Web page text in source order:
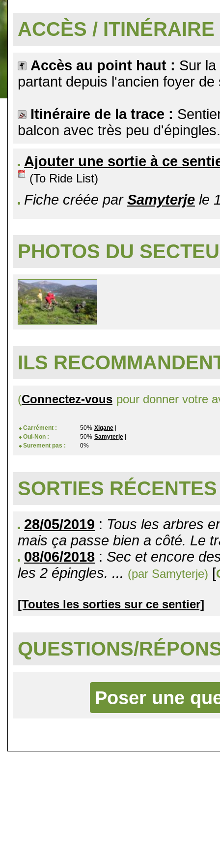
ACCÈS / ITINÉRAIRE
Accès au point haut : Sur
partant depuis l'ancien foyer
Itinéraire de la trace :
balcon avec très peu d'épingles.
Ajouter une sortie à ce
(To Ride List)
Fiche créée par Samyterje le
PHOTOS DU
ILS
(Connectez-vous pour donner votre
Carrément : 50% Xigane
Oui-Non :
50% Samyterje
Surement pas :
0%
SORTIES RÉCENTES
28/05/2019 : Tous les arbres
mais ça passe bien a côté. Le
08/06/2018 : Sec et encore
les 2 épingles. ... (par Samyterje) [
[Toutes les sorties sur ce sentier]
QUESTIONS/
Poser une